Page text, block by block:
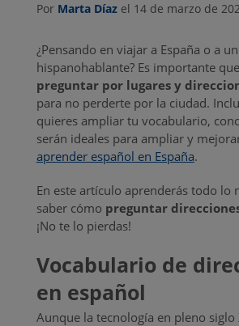
Por Marta Díazel 14 de marzo de
¿Pensando en viajar a España o a
hispanohablante? Es importante
preguntar por lugares y
para no perderte por la ciudad.
quieres ampliar tu vocabulario,
serán ideales para ampliar y
aprender español en España.
En este artículo aprenderás todo lo
saber cómo preguntar
¡No te lo pierdas!
Vocabulario de
en español
Aunque la tecnología en pleno siglo